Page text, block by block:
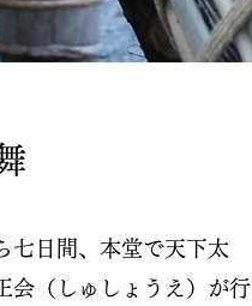
七日間、本堂で天下太
会（しゅしょうえ）が行